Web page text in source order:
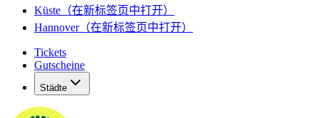
Küste （在新标签页中打开）
Hannover（在新标签页中打开）
Tickets
Gutscheine
Städte